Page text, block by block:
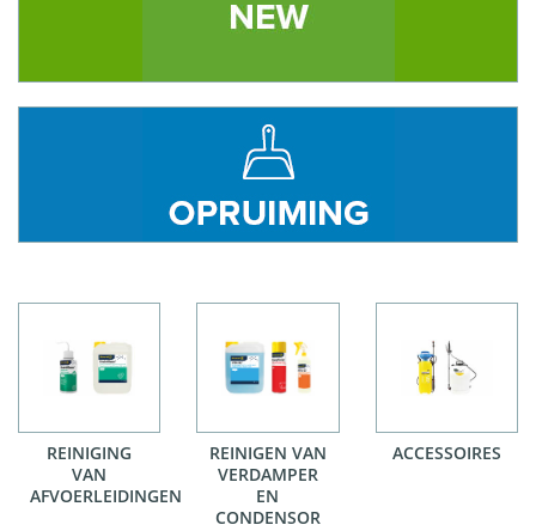
REINIGING
VAN
AFVOERLEIDINGEN
REINIGEN VAN
VERDAMPER
EN
CONDENSOR
ACCESSOIRES